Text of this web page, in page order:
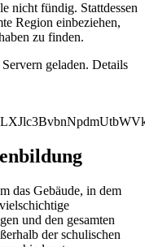
nicht fündig. Stattdessen
Region einbeziehen,
zu finden.
geladen. Details
das Gebäude, in dem
und den gesamten
der schulischen